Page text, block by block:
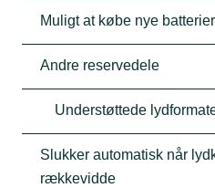
Muligt at købe nye batterier
Andre reservedele
Understøttede
Slukker automatisk når
rækkevidde